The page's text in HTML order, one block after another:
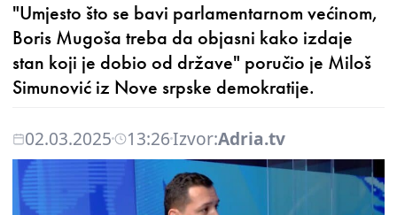
"Umjesto što se bavi parlamentarnom većinom,
Boris Mugoša treba da objasni kako izdaje
stan koji je dobio od države" poručio je Miloš
Simunović iz Nove srpske demokratije.
02.03.2025 13:26Izvor:Adria.tv